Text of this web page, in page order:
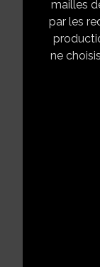
mailles
par les
ne